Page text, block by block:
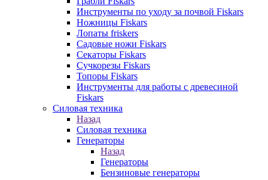
Инструменты по уходу за почвой Fiskars
Ножницы Fiskars
Лопаты friskers
Садовые ножи Fiskars
Секаторы Fiskars
Сучкорезы Fiskars
Топоры Fiskars
Инструменты для работы с древесиной
Fiskars
Силовая техника
Назад
Силовая техника
Генераторы
Назад
Генераторы
Бензиновые генераторы